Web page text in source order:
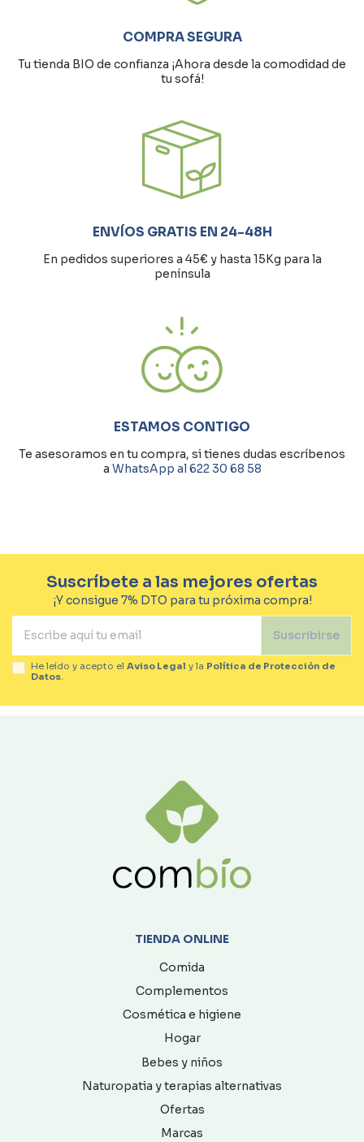
COMPRA SEGURA
Tu tienda BIO de confianza ¡Ahora desde la comodidad de
tu sofá!
ENVÍOS GRATIS EN 24-48H
En pedidos superiores a 45€ y hasta 15Kg para la
península
ESTAMOS CONTIGO
Te asesoramos en tu compra, si tienes dudas escríbenos
a WhatsApp al 622 30 68 58
Suscríbete a las mejores ofertas
¡Y consigue 7% DTO para tu próxima compra!
Suscribirse
He leído y acepto el Aviso Legal y la Política de Protección de
Datos.
TIENDA ONLINE
Comida
Complementos
Cosmética e higiene
Hogar
Bebes y niños
Naturopatia y terapias alternativas
Ofertas
Marcas